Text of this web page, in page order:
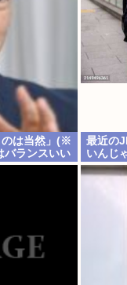
のは当然」(※
バランスいい
最近の
いんじ